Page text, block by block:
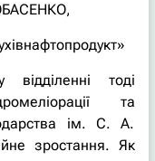
тоді
та
ім. С. А.
зростання. Як